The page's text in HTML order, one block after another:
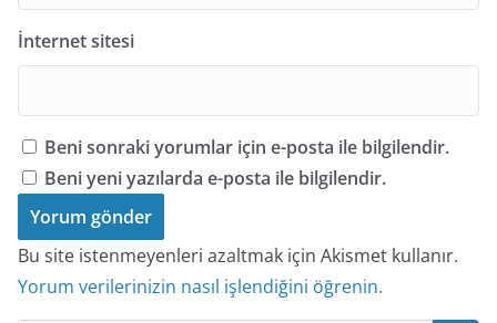
İnternet sitesi
Beni sonraki yorumlar için e-posta ile bilgilendir.
Beni yeni yazılarda e-posta ile bilgilendir.
Bu site istenmeyenleri azaltmak için Akismet kullanır.
Yorum verilerinizin nasıl işlendiğini öğrenin.